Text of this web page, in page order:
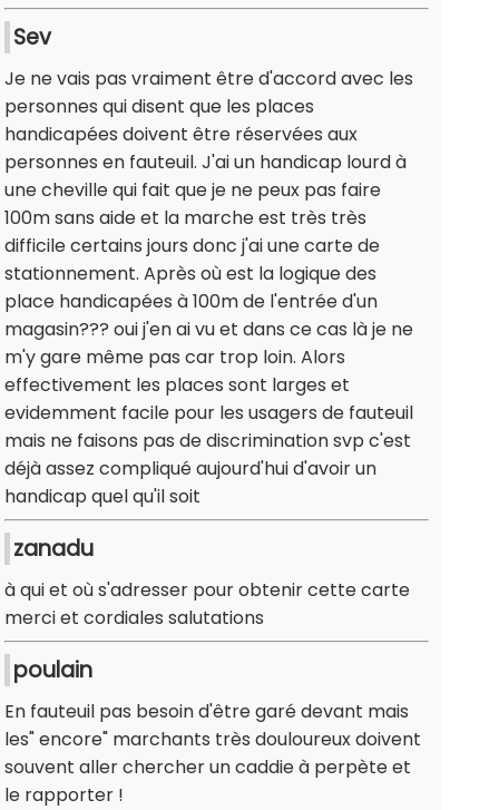
Sev
Je ne vais pas vraiment être d'accord avec les
personnes qui disent que les places
handicapées doivent être réservées aux
personnes en fauteuil. J'ai un handicap lourd à
une cheville qui fait que je ne peux pas faire
100m sans aide et la marche est très très
difficile certains jours donc j'ai une carte de
stationnement. Après où est la logique des
place handicapées à 100m de l'entrée d'un
magasin??? oui j'en ai vu et dans ce cas là je ne
m'y gare même pas car trop loin. Alors
effectivement les places sont larges et
evidemment facile pour les usagers de fauteuil
mais ne faisons pas de discrimination svp c'est
déjà assez compliqué aujourd'hui d'avoir un
handicap quel qu'il soit
zanadu
à qui et où s'adresser pour obtenir cette carte
merci et cordiales salutations
poulain
En fauteuil pas besoin d'être garé devant mais
les" encore" marchants très douloureux doivent
souvent aller chercher un caddie à perpète et
le rapporter !